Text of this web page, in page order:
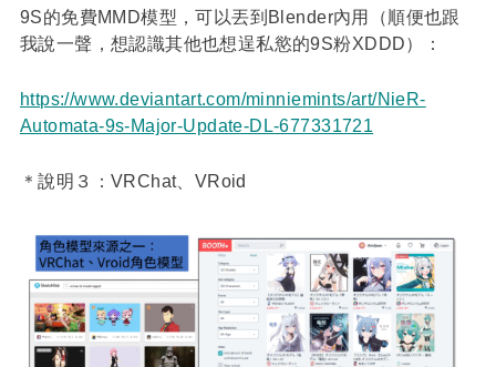
9S的免費MMD模型，可以丟到Blender內用（順便也跟
我說一聲，想認識其他也想逞私慾的9S粉XDDD）：
https://www.deviantart.com/minniemints/art/NieR-
Automata-9s-Major-Update-DL-677331721
＊說明３：VRChat、VRoid